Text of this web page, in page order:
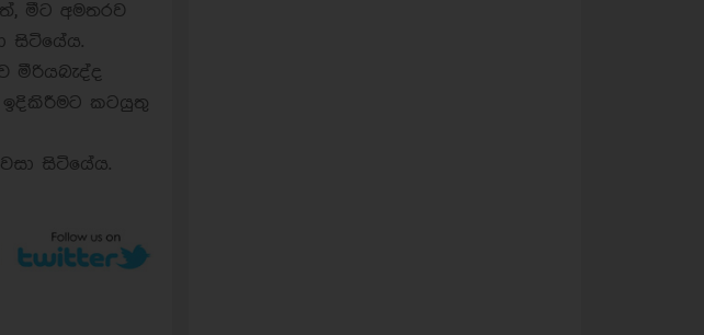
මීට අමතරව
සිටියේය.
මීරියබැද්ද
ඉදිකිරීමට කටයුතු
සිටියේය.